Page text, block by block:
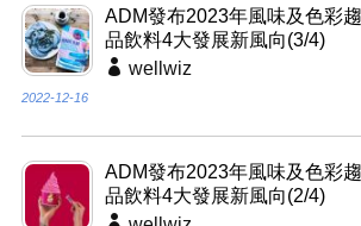
ADM發布2023年風味及色彩
品飲料4大發展新風向(3/4)
wellwiz
2022-12-16
ADM發布2023年風味及色彩
品飲料4大發展新風向(2/4)